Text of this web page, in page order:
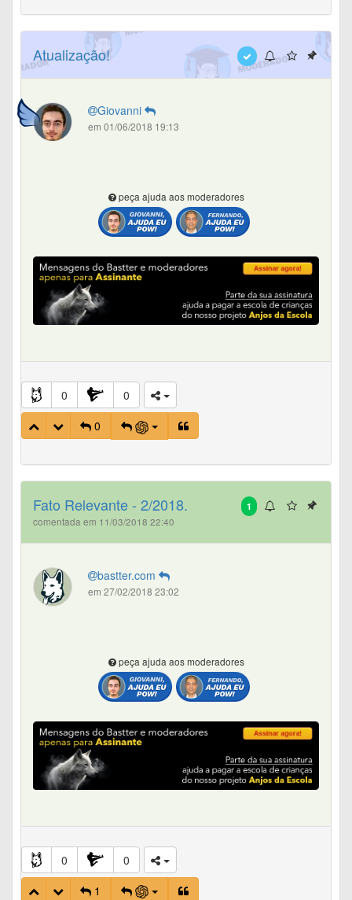
Atualização!
Giovanni
em 01/06/2018 19:13
peça ajuda aos moderadores
0
0
0
1
Fato Relevante - 2/2018.
comentada em 11/03/2018 22:40
bastter.com
em 27/02/2018 23:02
peça ajuda aos moderadores
0
0
1